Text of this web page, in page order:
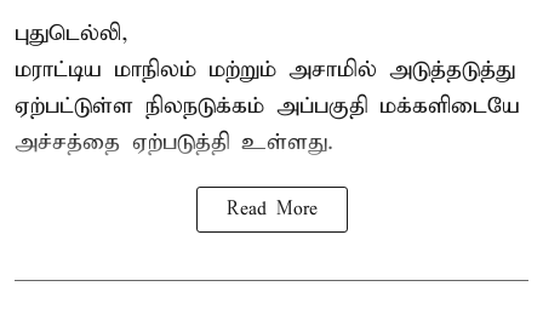
புதுடெல்லி,
மராட்டிய மாநிலம் மற்றும் அசாமில் அடுத்தடுத்து
ஏற்பட்டுள்ள நிலநடுக்கம் அப்பகுதி மக்களிடையே
அச்சத்தை ஏற்படுத்தி உள்ளது.
Read More